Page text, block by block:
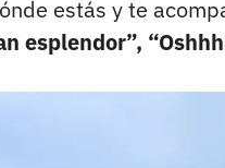
estás y te
esplendor”,